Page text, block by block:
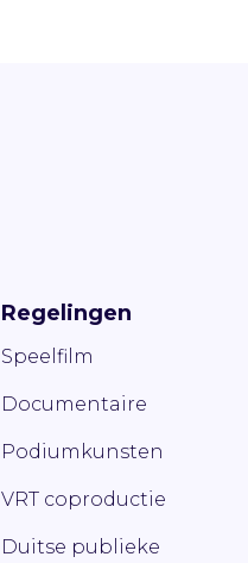
Regelingen
Speelfilm
Documentaire
Podiumkunsten
VRT coproductie
Duitse publieke